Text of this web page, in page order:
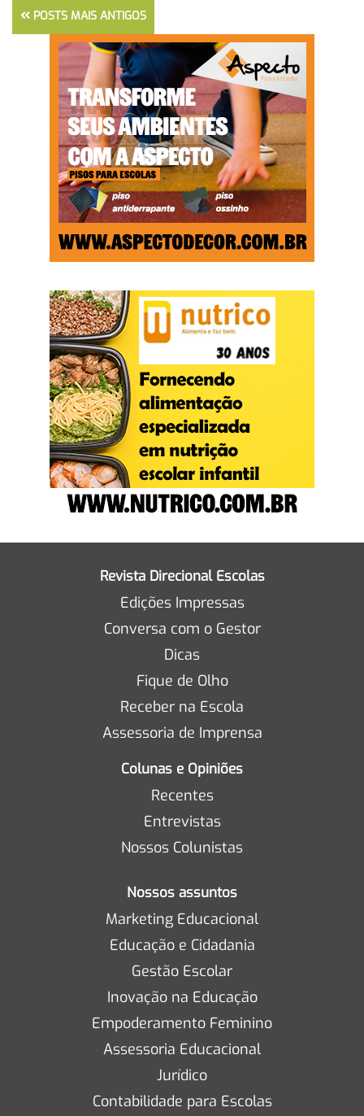
POSTS MAIS ANTIGOS
Revista Direcional Escolas
Edições Impressas
Conversa com o Gestor
Dicas
Fique de Olho
Receber na Escola
Assessoria de Imprensa
Colunas e Opiniões
Recentes
Entrevistas
Nossos Colunistas
Nossos assuntos
Marketing Educacional
Educação e Cidadania
Gestão Escolar
Inovação na Educação
Empoderamento Feminino
Assessoria Educacional
Jurídico
Contabilidade para Escolas